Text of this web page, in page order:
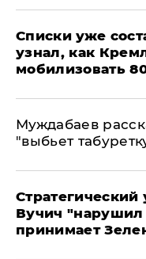
Списки уже
узнал, как
мобилизовать
Муждабаев
"выбьет
Вучич "нарушил
принимает